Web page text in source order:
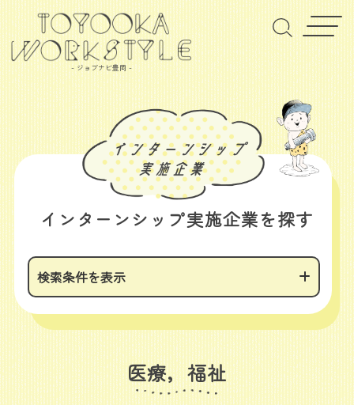
- ジョブナビ豊岡 -
インターンシップ実施企業を探す
検索条件を表示
医療，福祉